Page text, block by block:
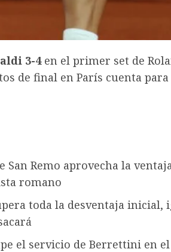
3-4 en el primer set de
de final en París cuenta
San Remo aprovecha la
romano
toda la desventaja inicial,
el servicio de Berrettini en